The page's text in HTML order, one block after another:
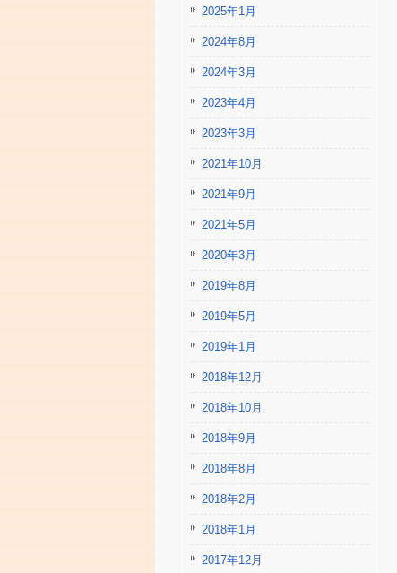
2025年1月
2024年8月
2024年3月
2023年4月
2023年3月
2021年10月
2021年9月
2021年5月
2020年3月
2019年8月
2019年5月
2019年1月
2018年12月
2018年10月
2018年9月
2018年8月
2018年2月
2018年1月
2017年12月